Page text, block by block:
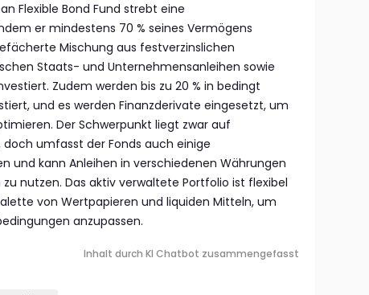
Flexible Bond Fund strebt eine
er mindestens 70 % seines Vermögens
Mischung aus festverzinslichen
Staats- und Unternehmensanleihen sowie
Zudem werden bis zu 20 % in bedingt
und es werden Finanzderivate eingesetzt, um
Der Schwerpunkt liegt zwar auf
umfasst der Fonds auch einige
und kann Anleihen in verschiedenen Währungen
nutzen. Das aktiv verwaltete Portfolio ist flexibel
von Wertpapieren und liquiden Mitteln, um
anzupassen.
Inhalt durch KI Chatbot zusammengefasst